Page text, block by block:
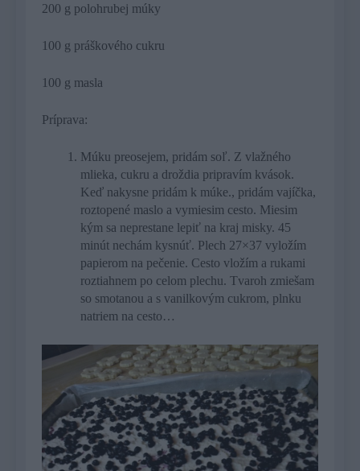
200 g polohrubej múky
100 g práškového cukru
100 g masla
Príprava:
Múku preosejem, pridám soľ. Z vlažného
mlieka, cukru a droždia pripravím kvások.
Keď nakysne pridám k múke., pridám vajíčka,
roztopené maslo a vymiesim cesto. Miesim
kým sa neprestane lepiť na kraj misky. 45
minút nechám kysnúť. Plech 27×37 vyložím
papierom na pečenie. Cesto vložím a rukami
roztiahnem po celom plechu. Tvaroh zmiešam
so smotanou a s vanilkovým cukrom, plnku
natriem na cesto…